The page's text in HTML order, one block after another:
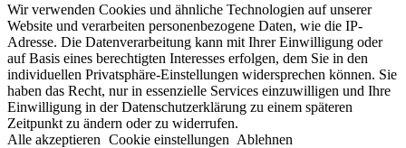
Wir verwenden Cookies und ähnliche Technologien auf unserer
Website und verarbeiten personenbezogene Daten, wie die IP-
Adresse. Die Datenverarbeitung kann mit Ihrer Einwilligung oder
auf Basis eines berechtigten Interesses erfolgen, dem Sie in den
individuellen Privatsphäre-Einstellungen widersprechen können. Sie
haben das Recht, nur in essenzielle Services einzuwilligen und Ihre
Einwilligung in der Datenschutzerklärung zu einem späteren
Zeitpunkt zu ändern oder zu widerrufen.
Alle akzeptieren Cookie einstellungen Ablehnen